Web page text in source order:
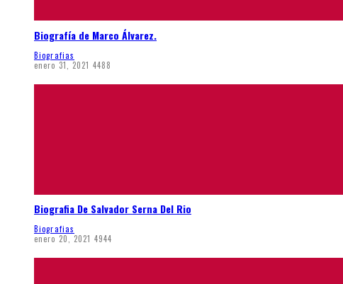
Biografía de Marco Álvarez.
Biografias
enero 31, 2021 4488
Biografia De Salvador Serna Del Rio
Biografias
enero 20, 2021 4944